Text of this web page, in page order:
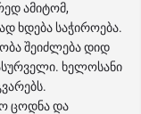
ამიტომ,
ხდება საჭიროება.
შეიძლება დიდ
ხელოსანი
ცოდნა და